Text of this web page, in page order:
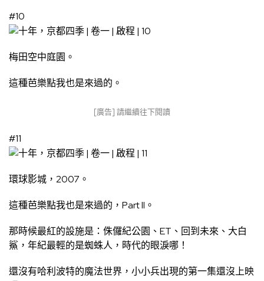
#10
梅田空中庭園。
這種芭樂點我也是來過的。
[廣告] 請繼續往下閱讀
#11
環球影城，2007。
這種芭樂點我也是來過的，Part II。
那時候最紅的設施是：侏儸紀公園、ET、回到未來、大白
鯊，年紀最輕的是蜘蛛人，時代的眼淚哪！
還沒有哈利波特的魔法世界，小小兵出現的第一集還沒上映